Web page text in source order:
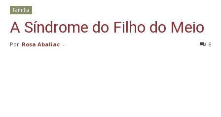
Família
A Síndrome do Filho do Meio
Por Rosa Abaliac - 6